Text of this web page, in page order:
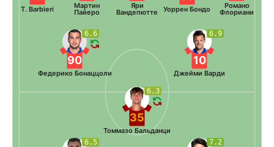
Романо
Флориани
Уоррен Бондо
Яри
Вандепютте
Мартин
Пайеро
T. Barbieri
6.9
10
Джейми Варди
6.6
90
Федерико Бонаццоли
6.5 7.2
6.3
35
Томмазо Бальданци